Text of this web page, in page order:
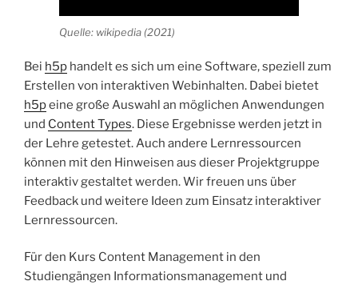
Quelle: wikipedia (2021)
Bei h5p handelt es sich um eine Software, speziell zum
Erstellen von interaktiven Webinhalten. Dabei bietet
h5peine große Auswahl an möglichen Anwendungen
und Content Types. Diese Ergebnisse werden jetzt in
der Lehre getestet. Auch andere Lernressourcen
können mit den Hinweisen aus dieser Projektgruppe
interaktiv gestaltet werden. Wir freuen uns über
Feedback und weitere Ideen zum Einsatz interaktiver
Lernressourcen.
Für den Kurs Content Management in den
Studiengängen Informationsmanagement und